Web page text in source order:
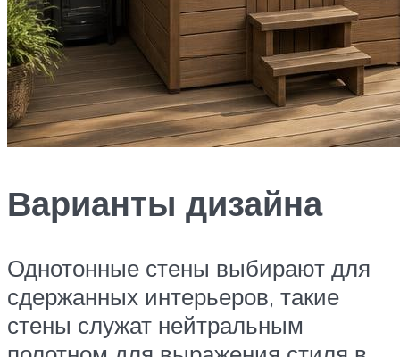
Варианты дизайна
Однотонные стены выбирают для
сдержанных интерьеров, такие
стены служат нейтральным